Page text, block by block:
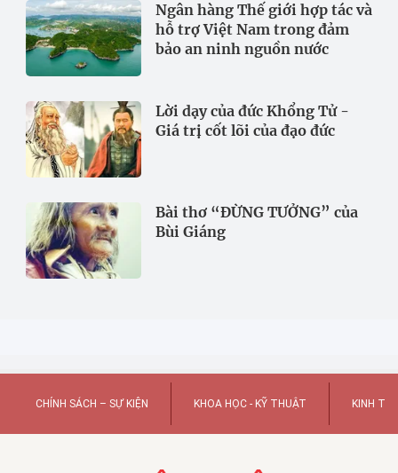
Ngân hàng Thế giới hợp tác và
hỗ trợ Việt Nam trong đảm
bảo an ninh nguồn nước
Lời dạy của đức Khổng Tử -
Giá trị cốt lõi của đạo đức
Bài thơ “ĐỪNG TƯỞNG” của
Bùi Giáng
CHÍNH SÁCH – SỰ KIỆN KHOA HỌC - KỸ THUẬT KINH TẾ